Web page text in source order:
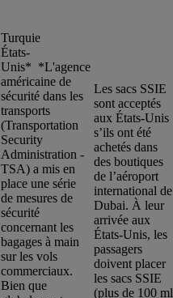
Turquie
États-
Unis* *L'agence
américaine de
sécurité dans les
transports
(Transportation
Security
Administration -
TSA) a mis en
place une série
de mesures de
sécurité
concernant les
bagages à main
sur les vols
commerciaux.
Bien que
Les sacs SSIE
sont acceptés
aux États-Unis
s’ils ont été
achetés dans
des boutiques
de l’aéroport
international de
Dubai. À leur
arrivée aux
États-Unis, les
passagers
doivent placer
les sacs SSIE
(plus de 100